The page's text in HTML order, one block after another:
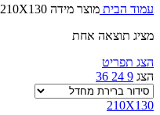
עמוד הבית מוצר מידה 210X130
מציג תוצאה אחת
הצג תפריט
הצג 9
24
36
210X130